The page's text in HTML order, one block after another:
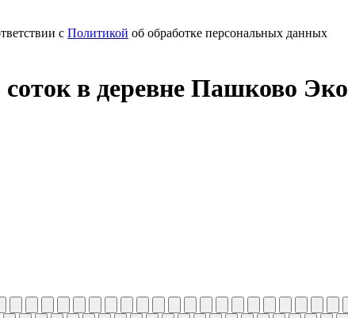
с Политикой об обработке персональных данных
в деревне Пашково Эко